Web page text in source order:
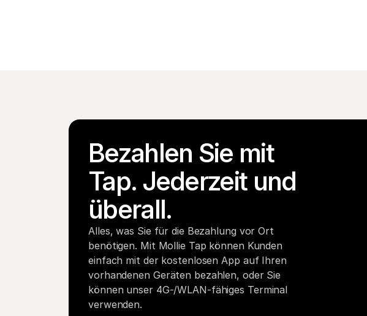
Bezahlen Sie mit
Tap. Jederzeit und
überall.
Alles, was Sie für die Bezahlung vor Ort
benötigen. Mit Mollie Tap können Kunden
einfach mit der kostenlosen App auf Ihren
vorhandenen Geräten bezahlen, oder Sie
können unser 4G-/WLAN-fähiges Terminal
verwenden.